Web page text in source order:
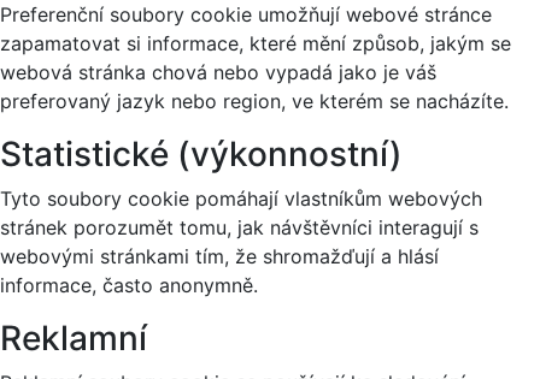
Preferenční soubory cookie umožňují webové stránce
zapamatovat si informace, které mění způsob, jakým se
webová stránka chová nebo vypadá jako je váš
preferovaný jazyk nebo region, ve kterém se nacházíte.
Statistické (výkonnostní)
Tyto soubory cookie pomáhají vlastníkům webových
stránek porozumět tomu, jak návštěvníci interagují s
webovými stránkami tím, že shromažďují a hlásí
informace, často anonymně.
Reklamní